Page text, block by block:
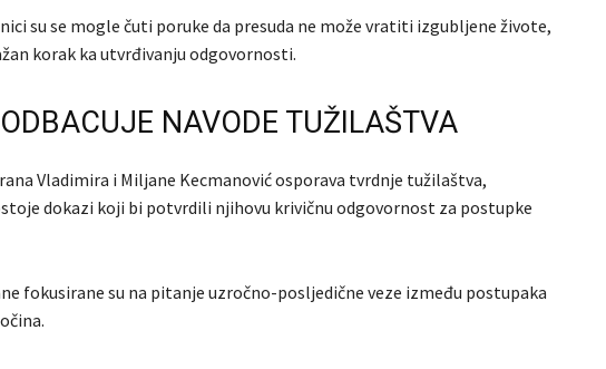
su se mogle čuti poruke da presuda ne može vratiti izgubljene živote,
korak ka utvrđivanju odgovornosti.
NAVODE TUŽILAŠTVA
Vladimira i Miljane Kecmanović osporava tvrdnje tužilaštva,
dokazi koji bi potvrdili njihovu krivičnu odgovornost za postupke
fokusirane su na pitanje uzročno-posljedične veze između postupaka